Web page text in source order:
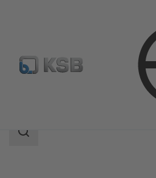
Каталог продукции
Область